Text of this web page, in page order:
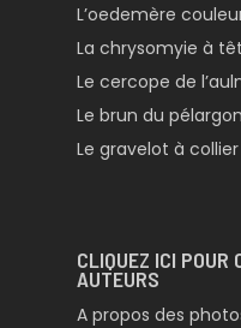
L’oedemère
La chrysomyie à
Le cercope de
Le brun du
Le gravelot à
CLIQUEZ ICI POUR
AUTEURS
A propos des